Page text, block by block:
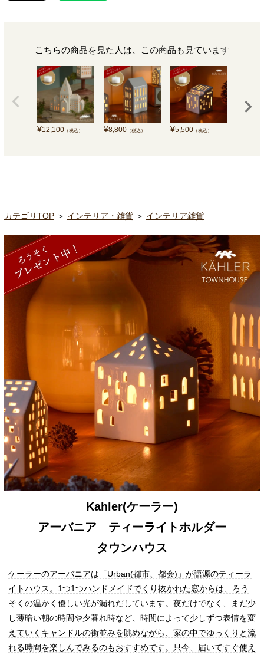
こちらの商品を見た人は、この商品も見ています
¥12,100 （税込） ¥8,800 （税込） ¥5,500 （税込）
カテゴリTOP ＞ インテリア・雑貨 ＞ インテリア雑貨
Kahler(ケーラー)
アーバニア ティーライトホルダー
タウンハウス
ケーラーのアーバニアは「Urban(都市、都会)」が語源のティーラ
イトハウス。1つ1つハンドメイドでくり抜かれた窓からは、ろう
そくの温かく優しい光が漏れだしています。夜だけでなく、まだ少
し薄暗い朝の時間や夕暮れ時など、時間によって少しずつ表情を変
えていくキャンドルの街並みを眺めながら、家の中でゆっくりと流
れる時間を楽しんでみるのもおすすめです。只今、届いてすぐ使え